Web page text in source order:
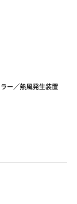
ー／熱風発生装置